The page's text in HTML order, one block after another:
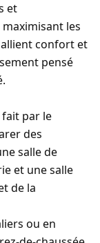
et
les
confort et
pensé
fait par le
des
salle de
et une salle
de la
ou en